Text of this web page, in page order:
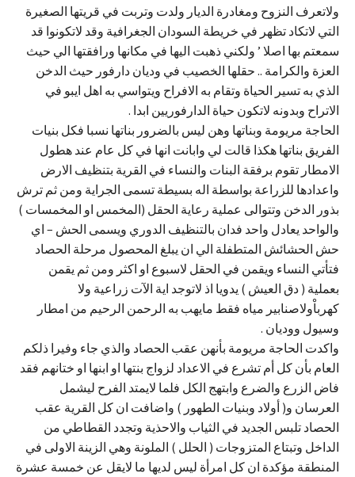
ولاتعرف النزوح ومغادرة الديار ولدت وتربت في قريتها الصغيرة
التي لاتكاد تظهر في خريطة السودان الجغرافية وقد لاتكونوا قد
سمعتم بها اصلا ’ ولكني ذهبت اليها في مكانها ورافقتها الي حيث
العزة والكرامة .. حقلها الخصيب في وديان دارفور حيث الدخن
الذي به تسير الحياة وتقام به الافراح ويتواسي به اهل ايبو في
الاتراح وبدونه لاتكون حياة الدارفوريين ابدا .
الحاجة مريومة وبناتها وهن ليس بالضرور بناتها نسبا فكل بنيات
الفريق بناتها هكذا قالت لي وابانت انها في كل عام عند هطول
الامطار تقوم برفقة البنات والنساء في القرية بتنظيف الارض
واعدادها للزراعة بواسطة اله بسيطة تسمى الجراية ومن ثم ترش
بذور الدخن وتتوالى عملية رعاية الحقل (المخمس او المخمسات )
والواحد يعادل واحد فدان بالتنظيف الدوري ويسمى الحش – اي
حش الحشائش المتطفلة الي ان يبلغ المحصول مرحلة الحصاد
فتأتي النساء ويقمن في الحقل لاسبوع او اكثر ومن ثم يقمن
بعملية ( دق العيش ) يدويا اذ لاتوجد اية الآت زراعية ولا
كهرباْولاصنابير مياه فقط مايهب به الرحمن الرحيم من امطار
وسيول ووديان .
واكدت الحاجة مريومة بأنهن عقب الحصاد والذي جاء وفيرا ذلكم
العام بأن كل أم تشرع في الاعداد لزواج بنتها او ابنها او ختانهم فقد
فاض الزرع والضرع وابتهج الكل فلما لايمتد الفرح ليشمل
العرسان و( أولاد وبنيات الطهور ) واضافت ان كل القرية عقب
الحصاد تلبس الجديد في الثياب والاحذية وتجدد القطاطي من
الداخل وتبتاع المتزوجات ( الحلل ) الملونة وهي الزينة الاولى في
المنطقة مؤكدة ان كل امرأة ليس لديها ما لايقل عن خمسة عشرة